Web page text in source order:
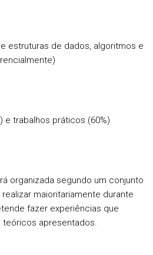
estruturas de dados, algoritmos e
e trabalhos práticos (60%)
organizada segundo um conjunto
maioritariamente durante
fazer experiências que
apresentados.